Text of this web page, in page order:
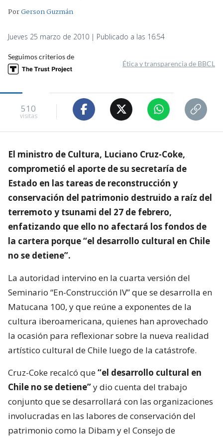
PorGerson Guzmán
Jueves 25 marzo de 2010 | Publicado a las 16:54
Seguimos criterios de
Ética y transparencia de BBCL
510
visitas
El ministro de Cultura, Luciano Cruz-Coke,
comprometió el aporte de su secretaría de
Estado en las tareas de reconstrucción y
conservación del patrimonio destruido a raíz del
terremoto y tsunami del 27 de febrero,
enfatizando que ello no afectará los fondos de
la cartera porque “el desarrollo cultural en Chile
no se detiene”.
La autoridad intervino en la cuarta versión del
Seminario “En-Construcción IV” que se desarrolla en
Matucana 100, y que reúne a exponentes de la
cultura iberoamericana, quienes han aprovechado
la ocasión para reflexionar sobre la nueva realidad
artístico cultural de Chile luego de la catástrofe.
Cruz-Coke recalcó que“el desarrollo cultural en
Chile no se detiene”y dio cuenta del trabajo
conjunto que se desarrollará con las organizaciones
involucradas en las labores de conservación del
patrimonio como la Dibam y el Consejo de